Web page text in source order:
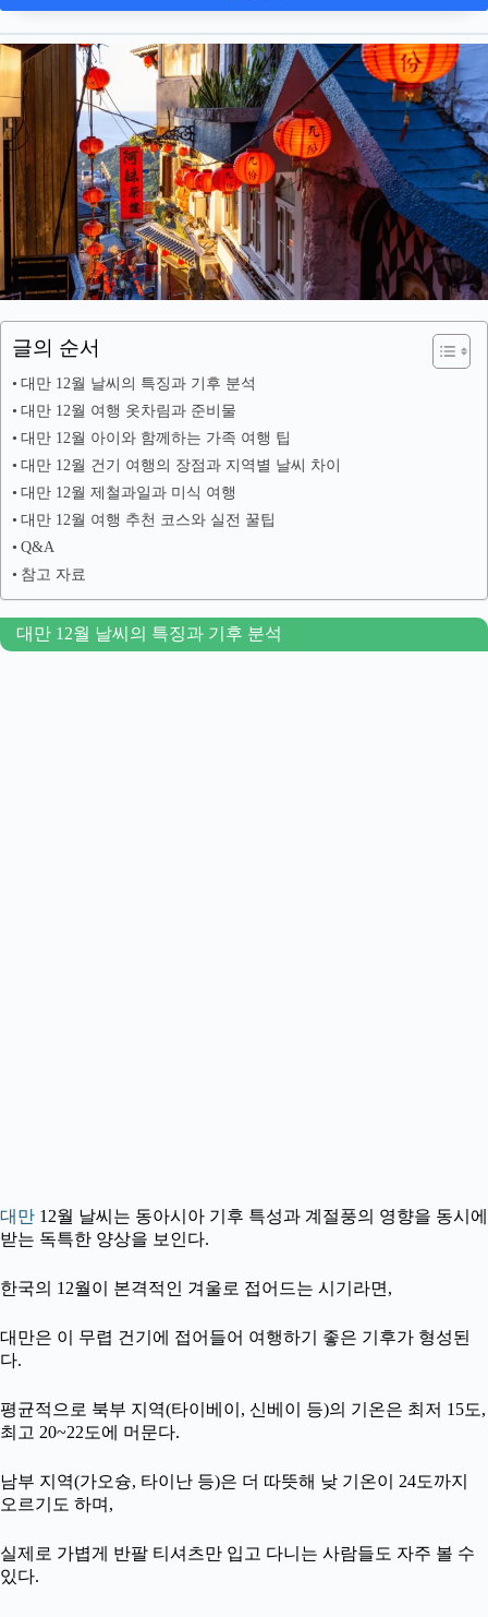
글의 순서
대만 12월 날씨의 특징과 기후 분석
대만 12월 여행 옷차림과 준비물
대만 12월 아이와 함께하는 가족 여행 팁
대만 12월 건기 여행의 장점과 지역별 날씨 차이
대만 12월 제철과일과 미식 여행
대만 12월 여행 추천 코스와 실전 꿀팁
Q&A
참고 자료
대만 12월 날씨의 특징과 기후 분석
대만 12월 날씨는 동아시아 기후 특성과 계절풍의 영향을 동시에
받는 독특한 양상을 보인다.
한국의 12월이 본격적인 겨울로 접어드는 시기라면,
대만은 이 무렵 건기에 접어들어 여행하기 좋은 기후가 형성된
다.
평균적으로 북부 지역(타이베이, 신베이 등)의 기온은 최저 15도,
최고 20~22도에 머문다.
남부 지역(가오슝, 타이난 등)은 더 따뜻해 낮 기온이 24도까지
오르기도 하며,
실제로 가볍게 반팔 티셔츠만 입고 다니는 사람들도 자주 볼 수
있다.